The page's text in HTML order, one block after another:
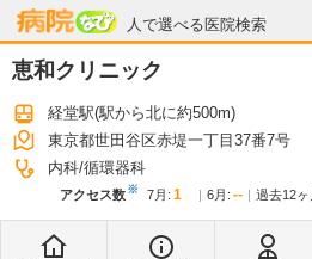
人で選べる医院検索
病院なび
恵和クリニック
経堂駅(駅から北に約500m)
東京都世田谷区赤堤一丁目37番7号
内科 循環器科
アクセス数※ 7月 : 1 6月 : -- 過去12ヶ